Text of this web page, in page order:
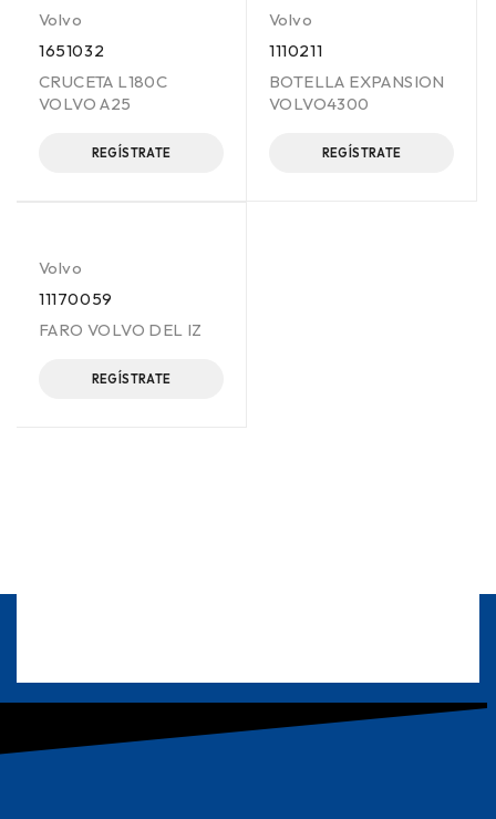
Volvo
1651032
CRUCETA L180C
VOLVO A25
REGÍSTRATE
Volvo
1110211
BOTELLA EXPANSION
VOLVO4300
REGÍSTRATE
Volvo
11170059
FARO VOLVO DEL IZ
REGÍSTRATE